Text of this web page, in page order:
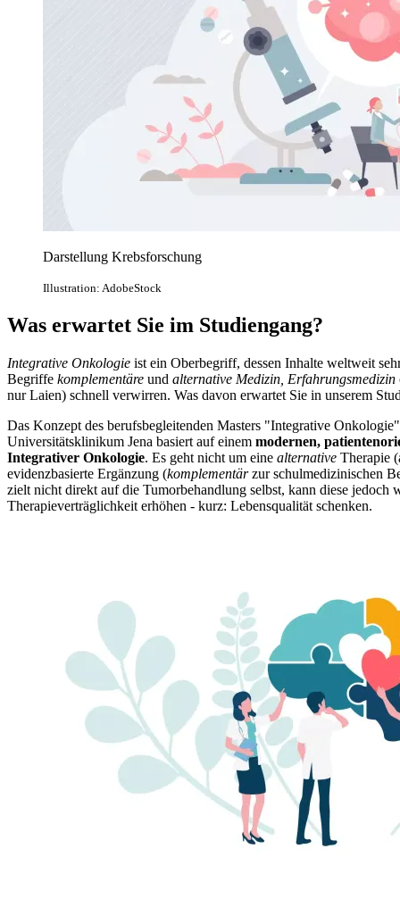
Darstellung Krebsforschung
Illustration: AdobeStock
Was erwartet Sie im Studiengang?
Integrative Onkologie ist ein Oberbegriff, dessen Inhalte weltweit
Begriffe komplementäre und alternative Medizin, Erfahrungsmedizin
nur Laien) schnell verwirren. Was davon erwartet Sie in unserem
Das Konzept des berufsbegleitenden Masters "Integrative
Universitätsklinikum Jena basiert auf einem modernen,
Integrativer Onkologie. Es geht nicht um eine alternative Therapie
evidenzbasierte Ergänzung (komplementärzur schulmedizinischen
zielt nicht direkt auf die Tumorbehandlung selbst, kann diese
Therapieverträglichkeit erhöhen - kurz: Lebensqualität schenken.